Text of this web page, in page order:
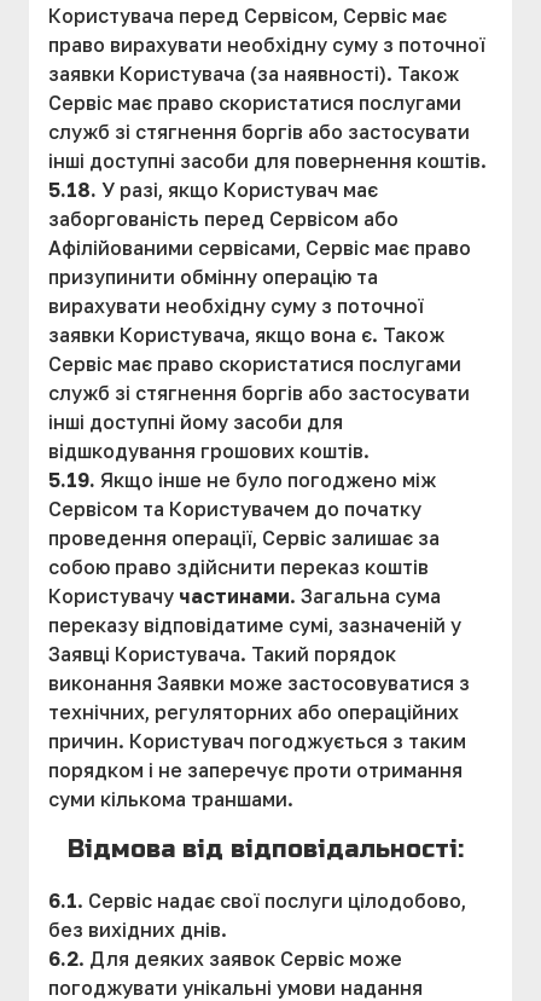
Користувача перед Сервісом, Сервіс має
право вирахувати необхідну суму з поточної
заявки Користувача (за наявності). Також
Сервіс має право скористатися послугами
служб зі стягнення боргів або застосувати
інші доступні засоби для повернення коштів.
5.18. У разі, якщо Користувач має
заборгованість перед Сервісом або
Афілійованими сервісами, Сервіс має право
призупинити обмінну операцію та
вирахувати необхідну суму з поточної
заявки Користувача, якщо вона є. Також
Сервіс має право скористатися послугами
служб зі стягнення боргів або застосувати
інші доступні йому засоби для
відшкодування грошових коштів.
5.19. Якщо інше не було погоджено між
Сервісом та Користувачем до початку
проведення операції, Сервіс залишає за
собою право здійснити переказ коштів
Користувачу частинами. Загальна сума
переказу відповідатиме сумі, зазначеній у
Заявці Користувача. Такий порядок
виконання Заявки може застосовуватися з
технічних, регуляторних або операційних
причин. Користувач погоджується з таким
порядком і не заперечує проти отримання
суми кількома траншами.
Відмова від відповідальності:
6.1. Сервіс надає свої послуги цілодобово,
без вихідних днів.
6.2. Для деяких заявок Сервіс може
погоджувати унікальні умови надання